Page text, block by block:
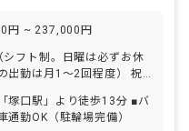
円 ~ 237,000円
シフト制。日曜は必ずお休
出勤は月1～2回程度） 祝
日以上の連休取得可） 年末
日間） 慶弔休暇 産前産後・
口駅」より徒歩13分 ■バ
通勤OK（駐輪場完備）